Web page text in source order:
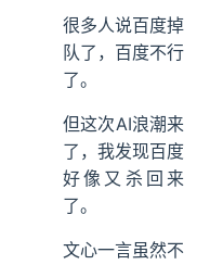
很多人说百度掉
队了，百度不行
了。
但这次AI浪潮来
了，我发现百度
好像又杀回来
了。
文心一言虽然不